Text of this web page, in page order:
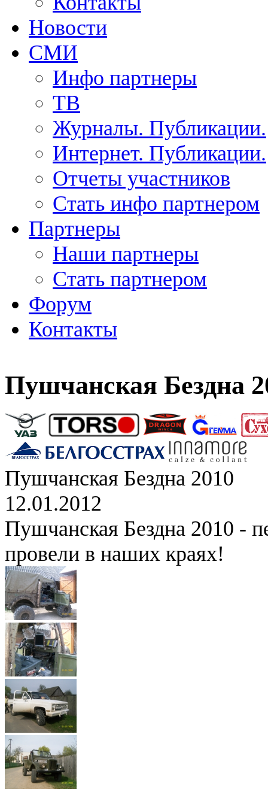
Новости
СМИ
Инфо партнеры
ТВ
Журналы. Публикации.
Интернет. Публикации.
Отчеты участников
Стать инфо партнером
Партнеры
Наши партнеры
Стать партнером
Форум
Контакты
Пушчанская Бездна
Пушчанская Бездна 2010
12.01.2012
Пушчанская Бездна 2010 -
провели в наших краях!